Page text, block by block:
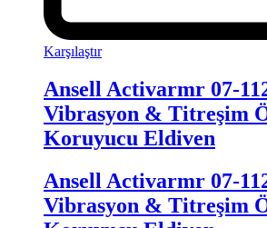
Karşılaştır
Ansell Activarmr 07-
Vibrasyon & Titreşim
Koruyucu Eldiven
Ansell Activarmr 07-
Vibrasyon & Titreşim